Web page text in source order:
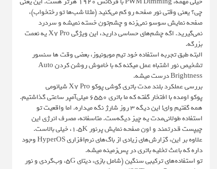
چی؟ یعنی وقتی نور صفحه رو کم می‌کنید (مثلا شب‌ها تو رختخواب)،
صفحه نمایش سوسو نمی‌زنه و چشم‌تون خسته نمیشه و سردرد
نمی‌گیرید. اگه چشم‌های حساسی دارید، این ویژگی X7 Pro یه نعمت
بزرگه.
البته طبق تجربه استفاده خود تیم موبونیوز، بعضی وقت ها سنسور
تشخیص نور اشتباه عمل میکنه که با خاموش روشن کردن Auto
Brightness درست میشه.
بررسی عملکرد بلند مدت باتری گوشی پوکو X7 Pro شیائومی
پوکو اومده با افتخار گفته که ما باتری ۶۵۵۰ میلی‌آمپر ساعتی گذاشتیم.
همه گفتیم وای! این دیگه ۳ روز شارژ نگه میداره. اما واقعیت تو
استفاده طولانی‌مدت یه چیز دیگه‌ست. متاسفانه، مصرف انرژی این
چیپست قدرتمند و اون صفحه نمایش پرنور ۱.۵K، خیلی بالاست.
علاوه بر این، گزارش‌های زیادی از باگ‌های نرم‌افزاری HyperOS وجود
داره که باعث تخلیه باتری در پس‌زمینه میشه.
تو استفاده‌های ترکیبی سنگین (شامل بازی، دیتای ۵G، وب‌گردی و نور